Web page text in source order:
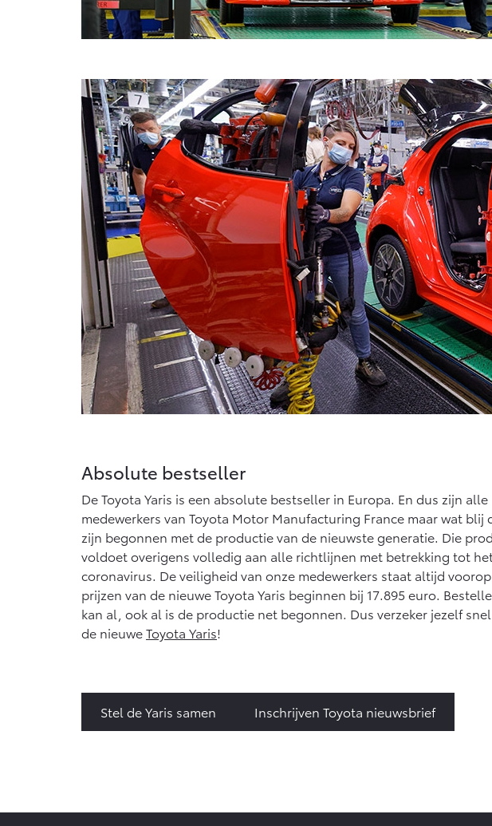
Absolute bestseller
De Toyota Yaris is een absolute bestseller in Europa. En dus zijn alle
medewerkers van Toyota Motor Manufacturing France maar wat blij
zijn begonnen met de productie van de nieuwste generatie. Die
voldoet overigens volledig aan alle richtlijnen met betrekking tot
coronavirus. De veiligheid van onze medewerkers staat altijd
prijzen van de nieuwe Toyota Yaris beginnen bij 17.895 euro.
kan al, ook al is de productie net begonnen. Dus verzeker jezelf
de nieuweToyota Yaris!
Stel de Yaris samen Inschrijven Toyota nieuwsbrief